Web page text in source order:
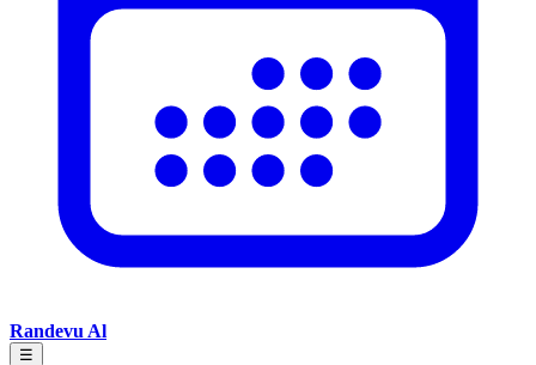
Randevu Al
☰